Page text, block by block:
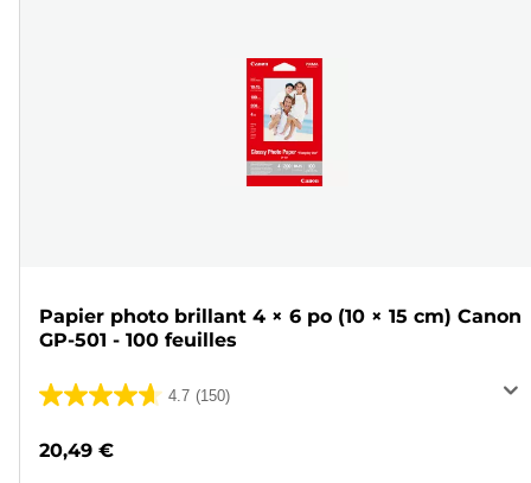
Papier photo brillant 4 × 6 po (10 × 15 cm) Canon
GP-501 - 100 feuilles
4.7 (150)
4.7
20,49 €